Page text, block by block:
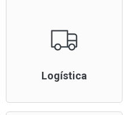
Logística